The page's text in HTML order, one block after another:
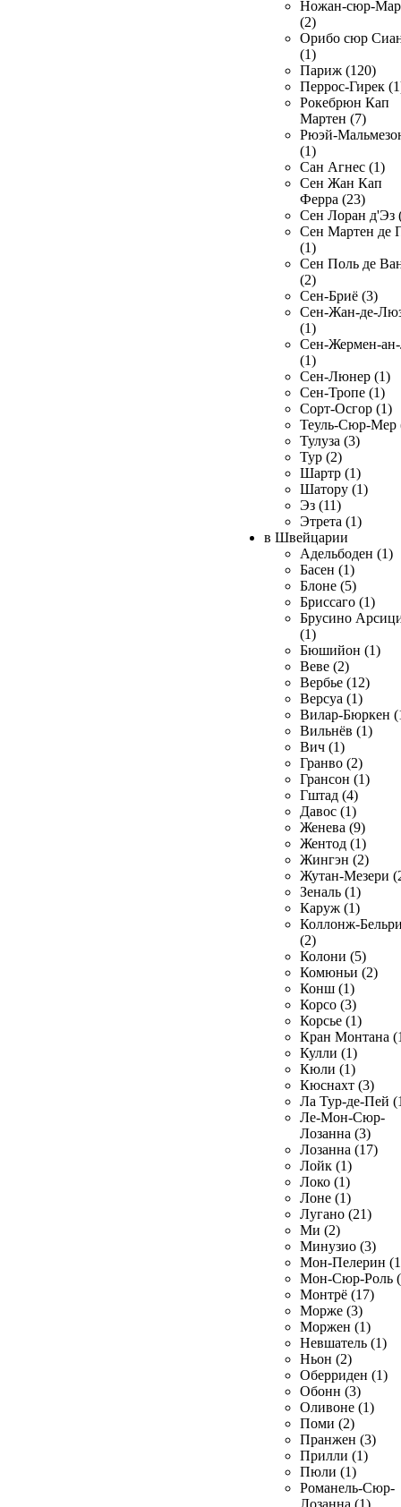
Ножан-сюр-
(2)
Орибо сюр
(1)
Париж (120)
Перрос-Гирек
Рокебрюн Кап
Мартен (7)
Рюэй-
(1)
Сан Агнес (1)
Сен Жан Кап
Ферра (23)
Сен Лоран д'Эз
Сен Мартен де
(1)
Сен Поль де
(2)
Сен-Бриё (3)
Сен-Жан-де-
(1)
Сен-Жермен-
(1)
Сен-Люнер (1)
Сен-Тропе (1)
Сорт-Осгор (1)
Теуль-Сюр-Мер
Тулуза (3)
Тур (2)
Шартр (1)
Шатору (1)
Эз (11)
Этрета (1)
в Швейцарии
Адельбоден (1)
Басен (1)
Блоне (5)
Бриссаго (1)
Брусино
(1)
Бюшийон (1)
Веве (2)
Вербье (12)
Версуа (1)
Вилар-Бюркен
Вильнёв (1)
Вич (1)
Гранво (2)
Грансон (1)
Гштад (4)
Давос (1)
Женева (9)
Жентод (1)
Жингэн (2)
Жутан-Мезери
Зеналь (1)
Каруж (1)
Коллонж-
(2)
Колони (5)
Комюньи (2)
Конш (1)
Корсо (3)
Корсье (1)
Кран Монтана
Кулли (1)
Кюли (1)
Кюснахт (3)
Ла Тур-де-Пей
Ле-Мон-Сюр-
Лозанна (3)
Лозанна (17)
Лойк (1)
Локо (1)
Лоне (1)
Лугано (21)
Ми (2)
Минузио (3)
Мон-Пелерин
Мон-Сюр-Роль
Монтрё (17)
Морже (3)
Моржен (1)
Невшатель (1)
Ньон (2)
Оберриден (1)
Обонн (3)
Оливоне (1)
Поми (2)
Пранжен (3)
Прилли (1)
Пюли (1)
Романель-Сюр-
Лозанна (1)